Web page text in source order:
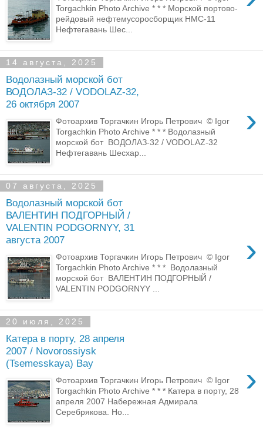
Torgachkin Photo Archive * * * Морской портово-
рейдовый нефтемусоросборщик НМС-11
Нефтегавань Шес...
14 августа, 2025
Водолазный морской бот
ВОДОЛАЗ-32 / VODOLAZ-32,
26 октября 2007
›
Фотоархив Торгачкин Игорь Петрович © Igor
Torgachkin Photo Archive * * * Водолазный
морской бот ВОДОЛАЗ-32 / VODOLAZ-32
Нефтегавань Шесхар...
07 августа, 2025
Водолазный морской бот
ВАЛЕНТИН ПОДГОРНЫЙ /
VALENTIN PODGORNYY, 31
августа 2007
›
Фотоархив Торгачкин Игорь Петрович © Igor
Torgachkin Photo Archive * * * Водолазный
морской бот ВАЛЕНТИН ПОДГОРНЫЙ /
VALENTIN PODGORNYY ...
20 июля, 2025
Катера в порту, 28 апреля
2007 / Novorossiysk
(Tsemesskaya) Bay
›
Фотоархив Торгачкин Игорь Петрович © Igor
Torgachkin Photo Archive * * * Катера в порту, 28
апреля 2007 Набережная Адмирала
Серебрякова. Но...